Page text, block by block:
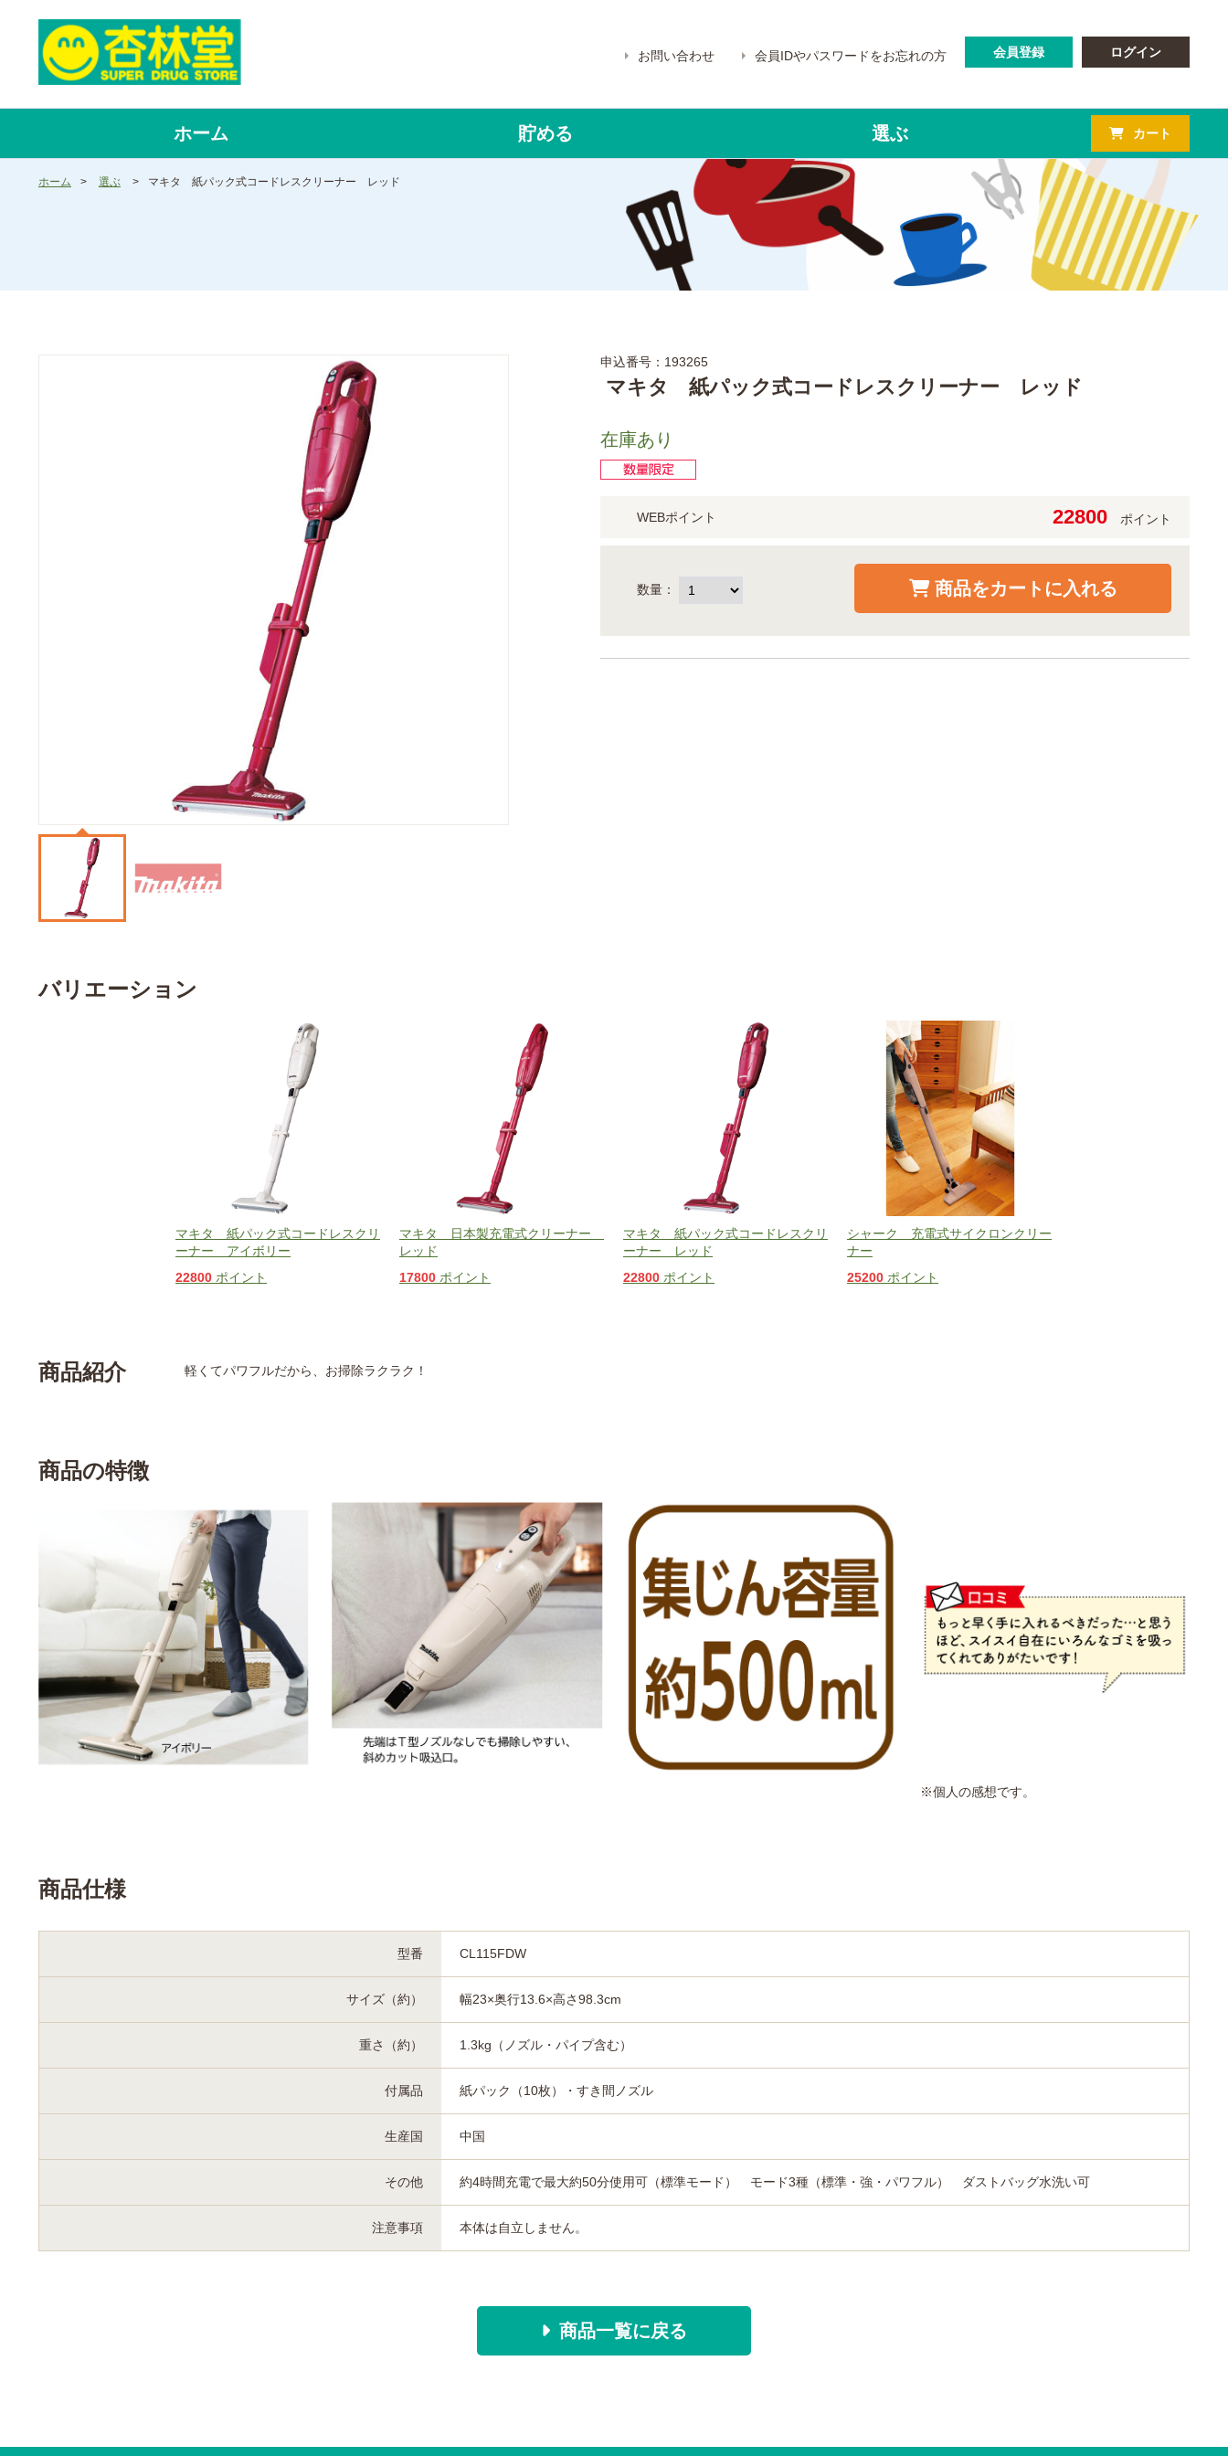
お問い合わせ 会員IDやパスワードをお忘れの方 会員登録 ログイン
ホーム 貯める 選ぶ カート
ホーム > 選ぶ > マキタ 紙パック式コードレスクリーナー レッド
申込番号：193265
マキタ 紙パック式コードレスクリーナー レッド
在庫あり
WEBポイント 22800 ポイント
数量：
バリエーション
マキタ 紙パック式コードレスクリ
ーナー アイボリー
22800 ポイント
マキタ 日本製充電式クリーナー
レッド
17800 ポイント
マキタ 紙パック式コードレスクリ
ーナー レッド
22800 ポイント
シャーク 充電式サイクロンクリー
ナー
25200 ポイント
商品紹介 軽くてパワフルだから、お掃除ラクラク！
商品の特徴
※個人の感想です。
商品仕様
型番 CL115FDW
サイズ（約） 幅23×奥行13.6×高さ98.3cm
重さ（約） 1.3kg（ノズル・パイプ含む）
付属品 紙パック（10枚）・すき間ノズル
生産国 中国
その他 約4時間充電で最大約50分使用可（標準モード） モード3種（標準・強・パワフル） ダストバッグ水洗い可
注意事項 本体は自立しません。
商品一覧に戻る